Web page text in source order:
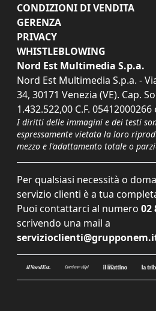
CONDIZIONI DI VENDITA
GERENZA
PRIVACY
WHISTLEBLOWING
Nord Est Multimedia S.p.a.
Nord Est Multimedia S.p.a. -
34, 30171 Venezia (VE). Cap.
1.432.522,00 C.F. 05412000266
I diritti delle immagini e dei testi
espressamente vietata la loro
mezzo e l'adattamento totale o
Per qualsiasi necessità o
servizio clienti è a tua
Puoi contattarci al numero 02
scrivendo una mail a